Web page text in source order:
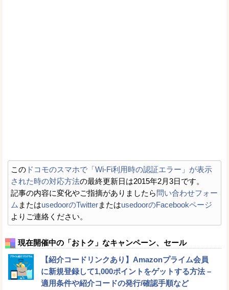
この ドコモのスマホで「Wi-Fi利用時の認証エラー」が表示
された時の対応方法の最終更新日は2015年2月3日です。
記事の内容に変化やご指摘がありましたら問い合わせフォー
ム またはusedoorのTwitterまたはusedoorのFacebookページ
よりご連絡ください。
現在開催中の「おトク」なキャンペーン、セール
【紹介コードリンクあり】Amazonプライム会員
に新規登録して1,000ポイントをゲットする方法 –
適用条件や紹介コードの発行/確認手順など